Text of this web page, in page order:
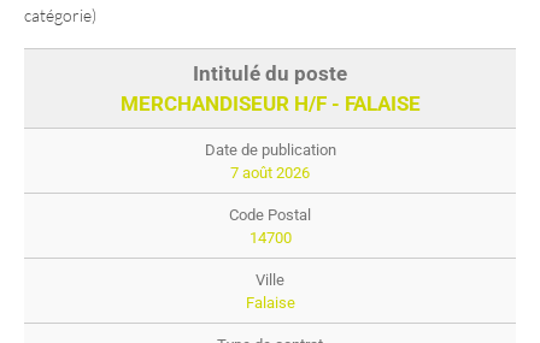
catégorie)
MERCHANDISEUR H/F - FALAISE
7 août 2026
14700
Falaise